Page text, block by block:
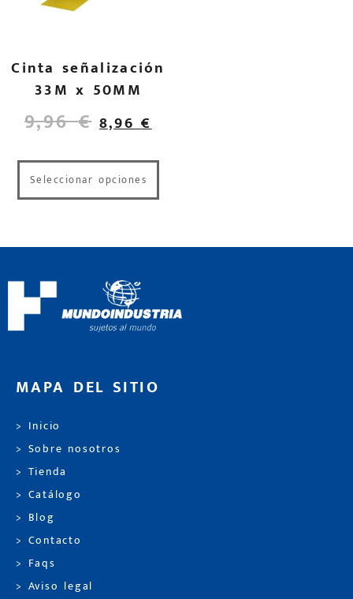
Cinta señalización
33M x 50MM
9,96€ 8,96€
Seleccionar opciones
MAPA DEL SITIO
> Inicio
> Sobre nosotros
> Tienda
> Catálogo
> Blog
> Contacto
> Faqs
> Aviso legal